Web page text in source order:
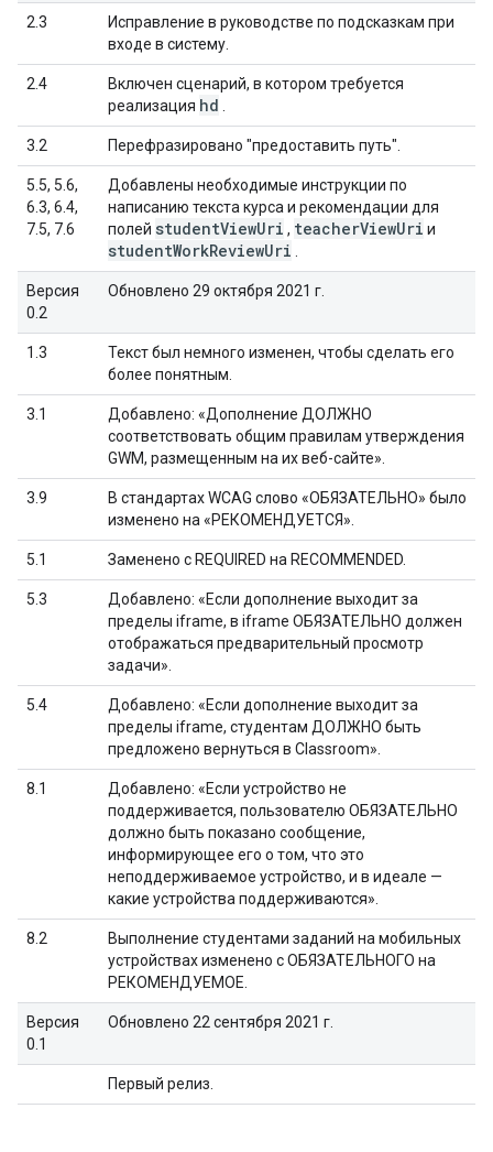
2.3
Исправление в руководстве по подсказкам при
входе в систему.
2.4
Включен сценарий, в котором требуется
реализация hd
3.2 Перефразировано "предоставить путь".
5.5, 5.6,
6.3, 6.4,
7.5, 7.6
Добавлены необходимые инструкции по
написанию текста курса и рекомендации для
полей studentViewUri , teacherViewUri и
studentWorkReviewUri
Версия
0.2
Обновлено 29 октября 2021 г.
1.3
Текст был немного изменен, чтобы сделать его
более понятным.
3.1
Добавлено: «Дополнение ДОЛЖНО
соответствовать общим правилам утверждения
GWM, размещенным на их веб-сайте».
3.9
В стандартах WCAG слово «ОБЯЗАТЕЛЬНО» было
изменено на «РЕКОМЕНДУЕТСЯ».
5.1 Заменено с REQUIRED на RECOMMENDED.
5.3
Добавлено: «Если дополнение выходит за
пределы iframe, в iframe ОБЯЗАТЕЛЬНО должен
отображаться предварительный просмотр
задачи».
5.4
Добавлено: «Если дополнение выходит за
пределы iframe, студентам ДОЛЖНО быть
предложено вернуться в Classroom».
8.1
Добавлено: «Если устройство не
поддерживается, пользователю ОБЯЗАТЕЛЬНО
должно быть показано сообщение,
информирующее его о том, что это
неподдерживаемое устройство, и в идеале —
какие устройства поддерживаются».
8.2
Выполнение студентами заданий на мобильных
устройствах изменено с ОБЯЗАТЕЛЬНОГО на
РЕКОМЕНДУЕМОЕ.
Версия
0.1
Обновлено 22 сентября 2021 г.
Первый релиз.